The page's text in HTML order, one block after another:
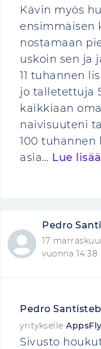
Kävin myös
ensimmäisen
nostamaan
uskoin sen ja
11 tuhannen
jo talletettuja
kaikkiaan
naivisuuteni
100 tuhannen
asia… Lue lisää
Pedro
17
vuonna 14:38
Pedro
yritykselle
Sivusto